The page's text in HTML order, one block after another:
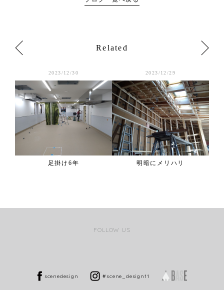
Related
2023/12/30
足掛け6年
2023/12/29
明暗にメリハリ
FOLLOW US
scenedesign #scene_design11